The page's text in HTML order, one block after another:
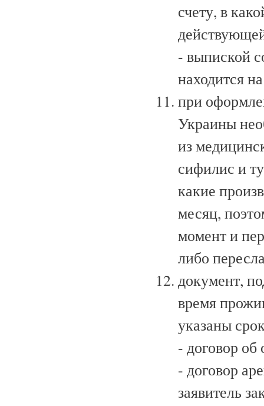
счету, в
- выпиской
находится
при
Украины
из
сифилис и
какие
месяц,
момент и
либо
документ,
время
указаны
- договор
- договор
заявитель